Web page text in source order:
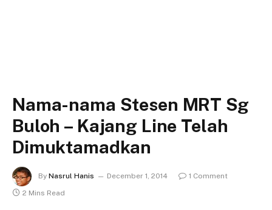
Nama-nama Stesen MRT Sg
Buloh – Kajang Line Telah
Dimuktamadkan
By Nasrul Hanis December 1, 2014
1 Comment
2 Mins Read